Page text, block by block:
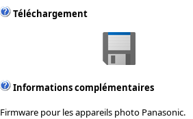
Téléchargement
Informations complémentaires
Firmware pour les appareils photo Panasonic.